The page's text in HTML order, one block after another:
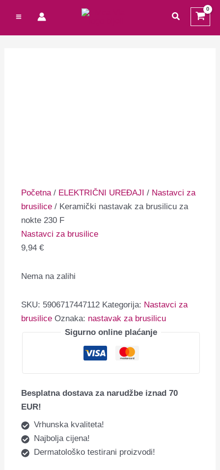
sadržaj
traži
Početna/ ELEKTRIČNI UREĐAJI / Nastavci za
brusilice / Keramički nastavak za brusilicu za
nokte 230 F
Nastavci za brusilice
9,94€
Nema na zalihi
SKU: 5906717447112 Kategorija: Nastavci za
brusilice Oznaka: nastavak za brusilicu
Sigurno online plaćanje
Besplatna dostava za narudžbe iznad 70
EUR!
Vrhunska kvaliteta!
Najbolja cijena!
Dermatološko testirani proizvodi!
Total: